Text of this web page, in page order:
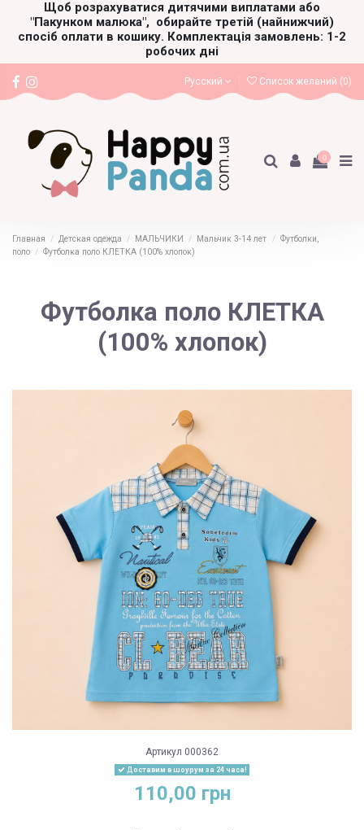
Щоб розрахуватися дитячими виплатами або
"Пакунком малюка", обирайте третій (найнижчий)
спосіб оплати в кошику. Комплектація замовлень: 1-2
робочих дні
Русский Список желаний (0)
0
Главная Детская одежда МАЛЬЧИКИ Мальчик 3-14 лет
Футболки,
поло
Футболка поло КЛЕТКА (100% хлопок)
Футболка поло КЛЕТКА
(100% хлопок)
Артикул 000362
Доставим в шоурум за 24 часа!
110,00 грн